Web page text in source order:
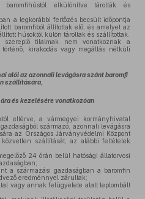
baromfihústól elkülönítve tárolták és
a legkorábbi fertőzés becsült időpontja
baromfiból állítottak elő, és amelyet az
húsoktól külön tároltak és szállítottak.
szereplő tilalmak nem vonatkoznak a
kirakodás vagy megállás nélküli
alól az azonnali levágásra szánt baromfi
szállítására,
és kezelésére vonatkozóan
eltérve, a vármegyei kormányhivatal
származó, azonnali levágásra
az Országos Járványvédelmi Központ
szállítását, az alábbi feltételek
24 órán belül hatósági állatorvosi
a származási gazdaságban a baromfin
eredménnyel zárultak;
vagy annak felügyelete alatt leplombált